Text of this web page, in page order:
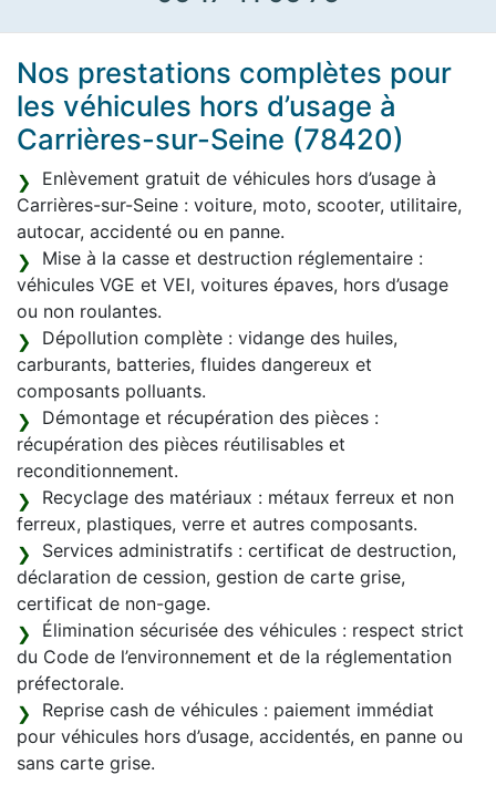
Nos prestations complètes pour
les véhicules hors d’usage à
Carrières-sur-Seine (78420)
Enlèvement gratuit de véhicules hors d’usage à
Carrières-sur-Seine : voiture, moto, scooter, utilitaire,
autocar, accidenté ou en panne.
Mise à la casse et destruction réglementaire :
véhicules VGE et VEI, voitures épaves, hors d’usage
ou non roulantes.
Dépollution complète : vidange des huiles,
carburants, batteries, fluides dangereux et
composants polluants.
Démontage et récupération des pièces :
récupération des pièces réutilisables et
reconditionnement.
Recyclage des matériaux : métaux ferreux et non
ferreux, plastiques, verre et autres composants.
Services administratifs : certificat de destruction,
déclaration de cession, gestion de carte grise,
certificat de non-gage.
Élimination sécurisée des véhicules : respect strict
du Code de l’environnement et de la réglementation
préfectorale.
Reprise cash de véhicules : paiement immédiat
pour véhicules hors d’usage, accidentés, en panne ou
sans carte grise.